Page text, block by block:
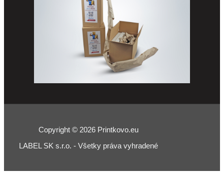
Copyright © 2026 Printkovo.eu
LABEL SK s.r.o. - Všetky práva vyhradené